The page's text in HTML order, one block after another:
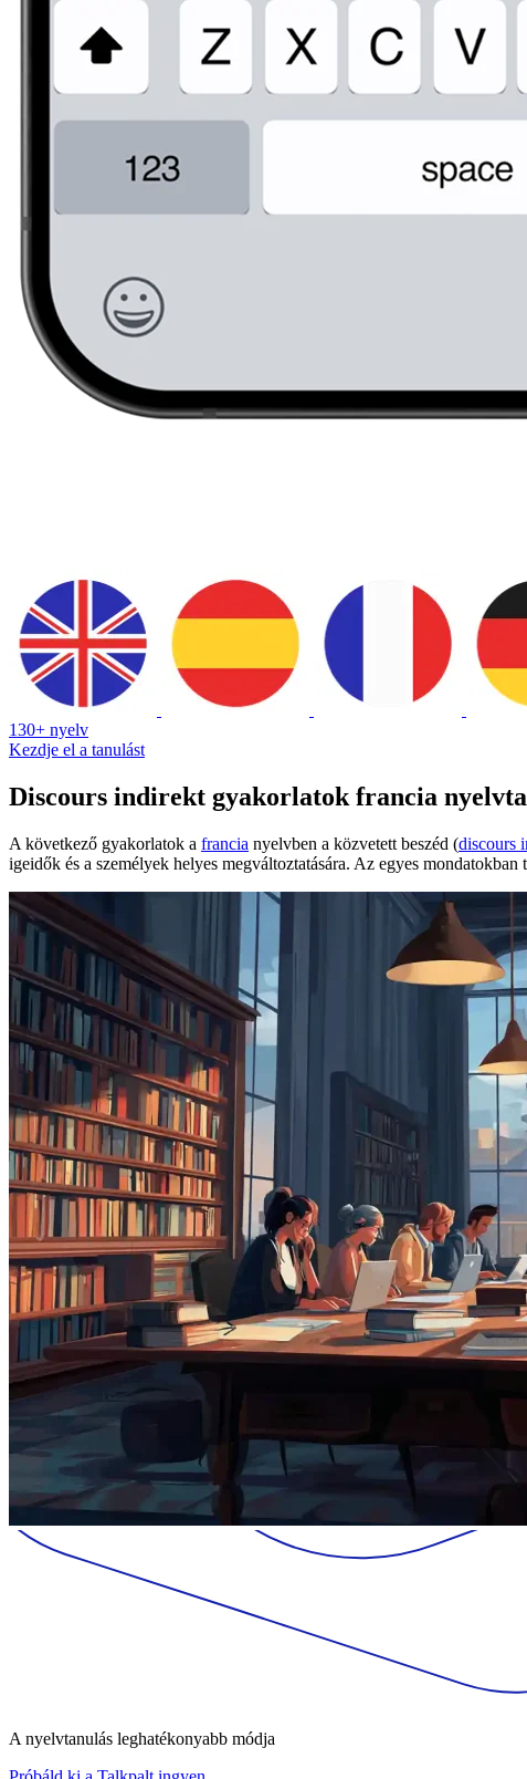
130+ nyelv
Kezdje el a tanulást
Discours indirekt gyakorlatok francia
A következő gyakorlatok a francia nyelvben a közvetett beszéd (discours
igeidők és a személyek helyes megváltoztatására. Az egyes
A nyelvtanulás leghatékonyabb módja